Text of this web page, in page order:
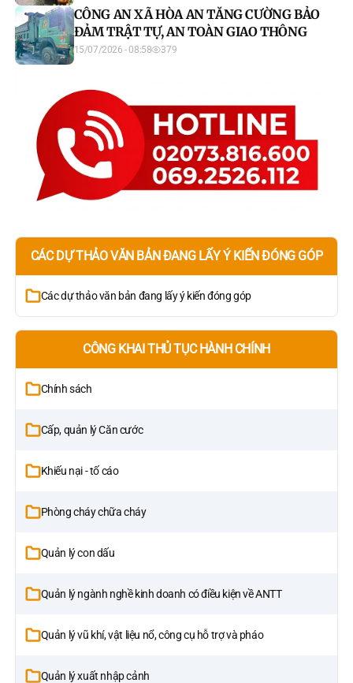
CÔNG AN XÃ HÒA AN TĂNG CƯỜNG BẢO
ĐẢM TRẬT TỰ, AN TOÀN GIAO THÔNG
15/07/2026 - 08:58 379
CÁC DỰ THẢO VĂN BẢN ĐANG LẤY Ý KIẾN ĐÓNG GÓP
Các dự thảo văn bản đang lấy ý kiến đóng góp
CÔNG KHAI THỦ TỤC HÀNH CHÍNH
Chính sách
Cấp, quản lý Căn cước
Khiếu nại - tố cáo
Phòng cháy chữa cháy
Quản lý con dấu
Quản lý ngành nghề kinh doanh có điều kiện về ANTT
Quản lý vũ khí, vật liệu nổ, công cụ hỗ trợ và pháo
Quản lý xuất nhập cảnh